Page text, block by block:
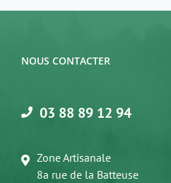
NOUS CONTACTER
03 88 89 12 94
Zone Artisanale
8a rue de la Batteuse